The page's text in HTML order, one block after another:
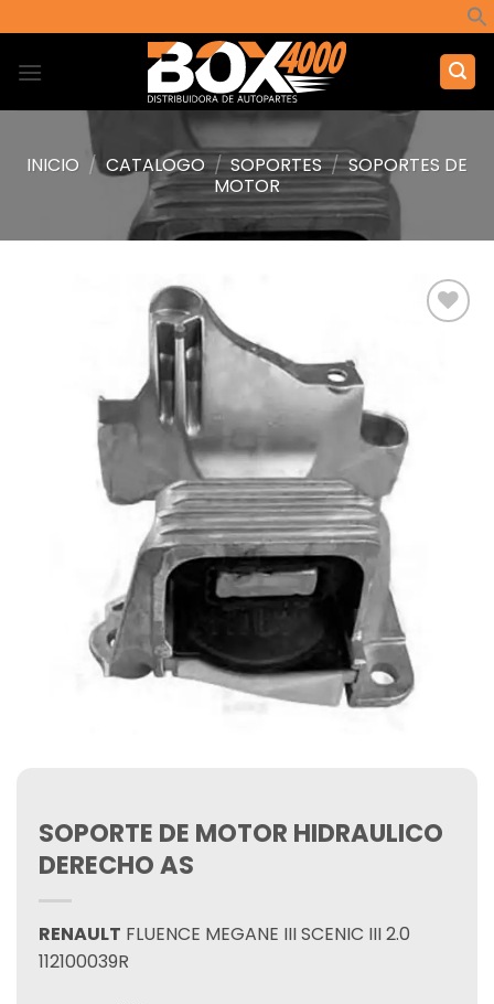
al
contenido
INICIO / CATALOGO / SOPORTES / SOPORTES DE
MOTOR
SOPORTE DE MOTOR HIDRAULICO
DERECHO AS
RENAULT FLUENCE MEGANE III SCENIC III 2.0
112100039R